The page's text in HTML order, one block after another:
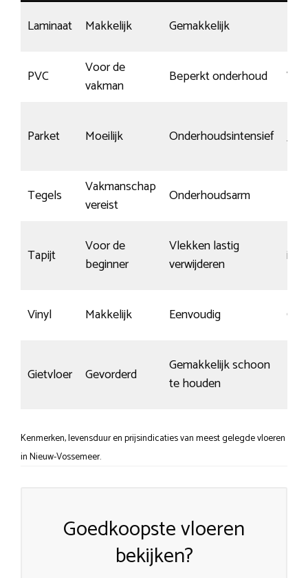
Laminaat Makkelijk Gemakkelijk
PVC
Voor de
vakman
Beperkt onderhoud
Parket Moeilijk Onderhoudsintensief Ja,
Tegels
Vakmanschap
vereist
Onderhoudsarm
Tapijt
Voor de
beginner
Vlekken lastig
verwijderen
Vinyl Makkelijk Eenvoudig
Gietvloer Gevorderd
Gemakkelijk schoon
te houden
Kenmerken, levensduur en prijsindicaties van meest gelegde vloeren
in Nieuw-Vossemeer.
Goedkoopste vloeren
bekijken?